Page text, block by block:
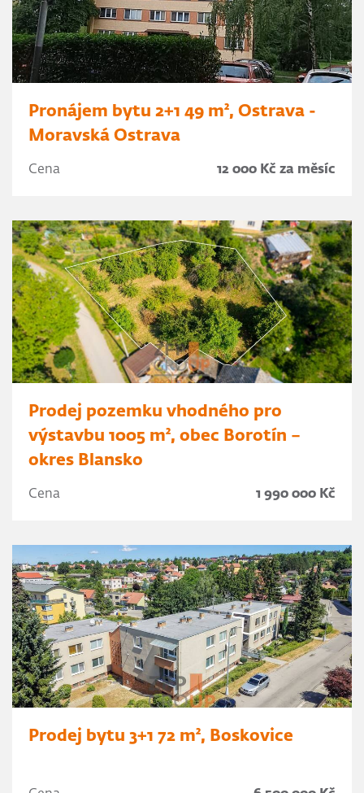
Pronájem bytu 2+1 49 m², Ostrava -
Moravská Ostrava
Cena 12 000 Kč za měsíc
Prodej pozemku vhodného pro
výstavbu 1005 m², obec Borotín –
okres Blansko
Cena 1 990 000 Kč
Prodej bytu 3+1 72 m², Boskovice